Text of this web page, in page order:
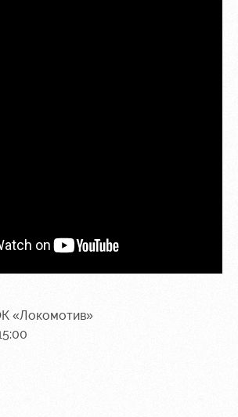
«Локомотив»